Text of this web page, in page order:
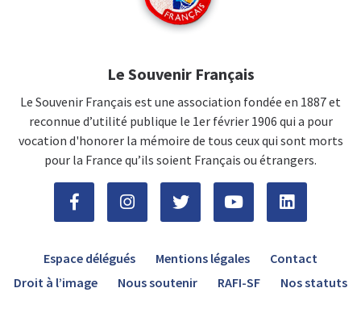
Le Souvenir Français
Le Souvenir Français est une association fondée en 1887 et
reconnue d’utilité publique le 1er février 1906 qui a pour
vocation d'honorer la mémoire de tous ceux qui sont morts
pour la France qu’ils soient Français ou étrangers.
Espace délégués Mentions légales
Contact
Droit à l’image
Nous soutenir RAFI-SF Nos statuts